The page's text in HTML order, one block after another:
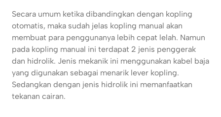
Secara umum ketika dibandingkan dengan kopling
otomatis, maka sudah jelas kopling manual akan
membuat para penggunanya lebih cepat lelah. Namun
pada kopling manual ini terdapat 2 jenis penggerak
dan hidrolik. Jenis mekanik ini menggunakan kabel baja
yang digunakan sebagai menarik lever kopling.
Sedangkan dengan jenis hidrolik ini memanfaatkan
tekanan cairan.